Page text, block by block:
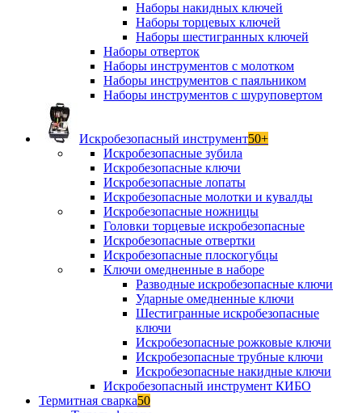
Наборы накидных ключей
Наборы торцевых ключей
Наборы шестигранных ключей
Наборы отверток
Наборы инструментов с молотком
Наборы инструментов с паяльником
Наборы инструментов с шуруповертом
Искробезопасный инструмент50+
Искробезопасные зубила
Искробезопасные ключи
Искробезопасные лопаты
Искробезопасные молотки и кувалды
Искробезопасные ножницы
Головки торцевые искробезопасные
Искробезопасные отвертки
Искробезопасные плоскогубцы
Ключи омедненные в наборе
Разводные искробезопасные ключи
Ударные омедненные ключи
Шестигранные искробезопасные
ключи
Искробезопасные рожковые ключи
Искробезопасные трубные ключи
Искробезопасные накидные ключи
Искробезопасный инструмент КИБО
Термитная сварка50